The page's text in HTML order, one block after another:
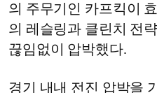
의 주무기인 카프킥이
의 레슬링과 클린치 전
끊임없이 압박했다.
경기 내내 전진 압박을